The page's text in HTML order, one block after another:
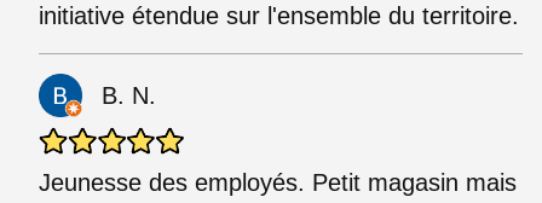
initiative étendue sur l'ensemble du territoire.
B. N.
Jeunesse des employés. Petit magasin mais